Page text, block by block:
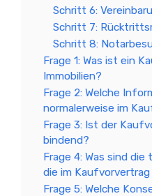
Schritt 6:
Schritt 7:
Schritt 8:
Frage 1: Was ist ein
Immobilien?
Frage 2: Welche
normalerweise im
Frage 3: Ist der
bindend?
Frage 4: Was sind
die im
Frage 5: Welche